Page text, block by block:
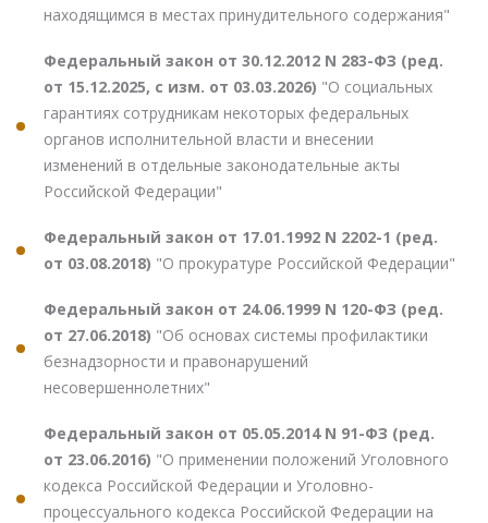
находящимся в местах принудительного содержания"
Федеральный закон от 30.12.2012 N 283-ФЗ (ред.
от 15.12.2025, с изм. от 03.03.2026) "О социальных
гарантиях сотрудникам некоторых федеральных
органов исполнительной власти и внесении
изменений в отдельные законодательные акты
Российской Федерации"
Федеральный закон от 17.01.1992 N 2202-1 (ред.
от 03.08.2018) "О прокуратуре Российской Федерации"
Федеральный закон от 24.06.1999 N 120-ФЗ (ред.
от 27.06.2018) "Об основах системы профилактики
безнадзорности и правонарушений
несовершеннолетних"
Федеральный закон от 05.05.2014 N 91-ФЗ (ред.
от 23.06.2016) "О применении положений Уголовного
кодекса Российской Федерации и Уголовно-
процессуального кодекса Российской Федерации на